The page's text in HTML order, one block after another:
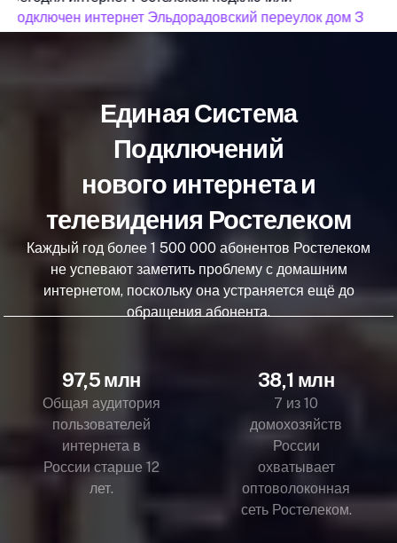
подключен интернет Эльдорадовский переулок дом 3
Единая Система
Подключений
нового интернета и
телевидения Ростелеком
Каждый год более 1 500 000 абонентов Ростелеком
не успевают заметить проблему с домашним
интернетом, поскольку она устраняется ещё до
обращения абонента.
97,5 млн
Общая аудитория
пользователей
интернета в
России старше 12
лет.
38,1 млн
7 из 10
домохозяйств
России
охватывает
оптоволоконная
сеть Ростелеком.